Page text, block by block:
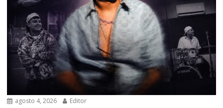
agosto 4, 2026 Editor